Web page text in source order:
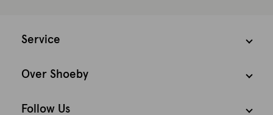
Service
Over Shoeby
Follow Us